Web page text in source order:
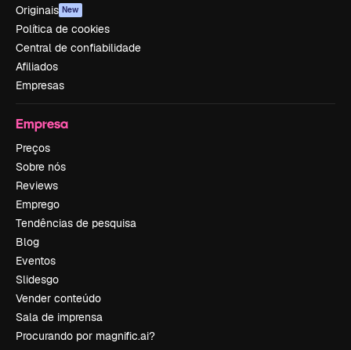
Originais New
Política de cookies
Central de confiabilidade
Afiliados
Empresas
Empresa
Preços
Sobre nós
Reviews
Emprego
Tendências de pesquisa
Blog
Eventos
Slidesgo
Vender conteúdo
Sala de imprensa
Procurando por magnific.ai?